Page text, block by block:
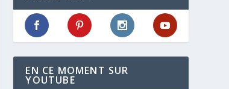
EN CE MOMENT SUR
YOUTUBE